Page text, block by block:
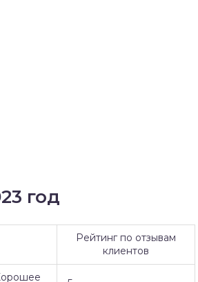
год
Рейтинг по отзывам
клиентов